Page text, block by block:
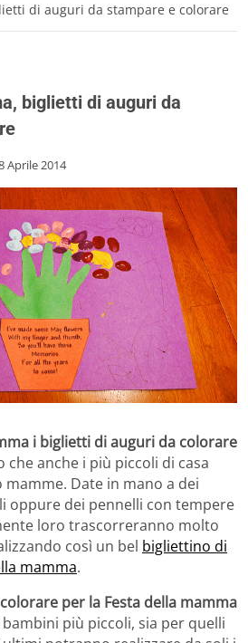
di auguri da stampare e colorare
biglietti di auguri da
Aprile 2014
i biglietti di auguri da colorare
anche i più piccoli di casa
Date in mano a dei
oppure dei pennelli con tempere
loro trascorreranno molto
così un bel bigliettino di
mamma.
per la Festa della mamma
più piccoli, sia per quelli